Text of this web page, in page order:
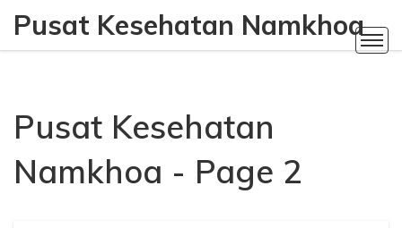
Pusat Kesehatan Namkhoa
Pusat Kesehatan
Namkhoa - Page 2